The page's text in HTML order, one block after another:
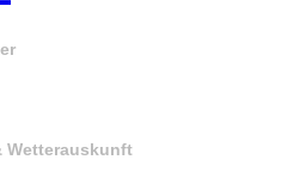
Wetterauskunft